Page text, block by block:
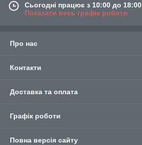
Сьогодні працює з 10:00 до 18:00
Показати весь графік роботи
Про нас
Контакти
Доставка та оплата
Графік роботи
Повна версія сайту